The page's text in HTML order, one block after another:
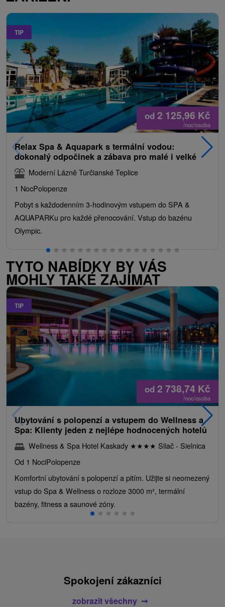
TIP
od 2 125,96 Kč
/noc/osoba
Relax Spa & Aquapark s termální vodou:
dokonalý odpočinek a zábava pro malé i velké
Moderní Lázně Turčianské Teplice
1 NocPolopenze
Pobyt s každodenním 3-hodinovým vstupem do SPA &
AQUAPARKu pro každé přenocování. Vstup do bazénu
Olympic.
TYTO NABÍDKY BY VÁS
MOHLY TAKÉ ZAJÍMAT
TIP
od 2 738,74 Kč
/noc/osoba
Ubytování s polopenzí a vstupem do Wellness a
Spa: Klienty jeden z nejlépe hodnocených hotelů
Wellness & Spa Hotel Kaskady ★★★★ Sliač - Sielnica
Od 1 NociPolopenze
Komfortní ubytování s polopenzí a pitím. Užijte si neomezený
vstup do Spa & Wellness o rozloze 3000 m², termální
bazény, fitness a saunové zóny.
Spokojení zákazníci
zobrazit všechny